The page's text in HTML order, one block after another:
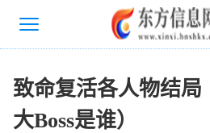
致命复活各人物结局
大Boss是谁）